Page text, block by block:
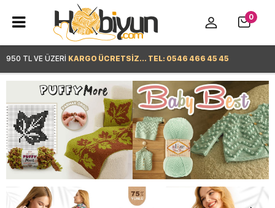
950 TL VE ÜZERİ KARGO ÜCRETSİZ... TEL: 0546 466 45 45
Hemen Alışverişe Başla >
0